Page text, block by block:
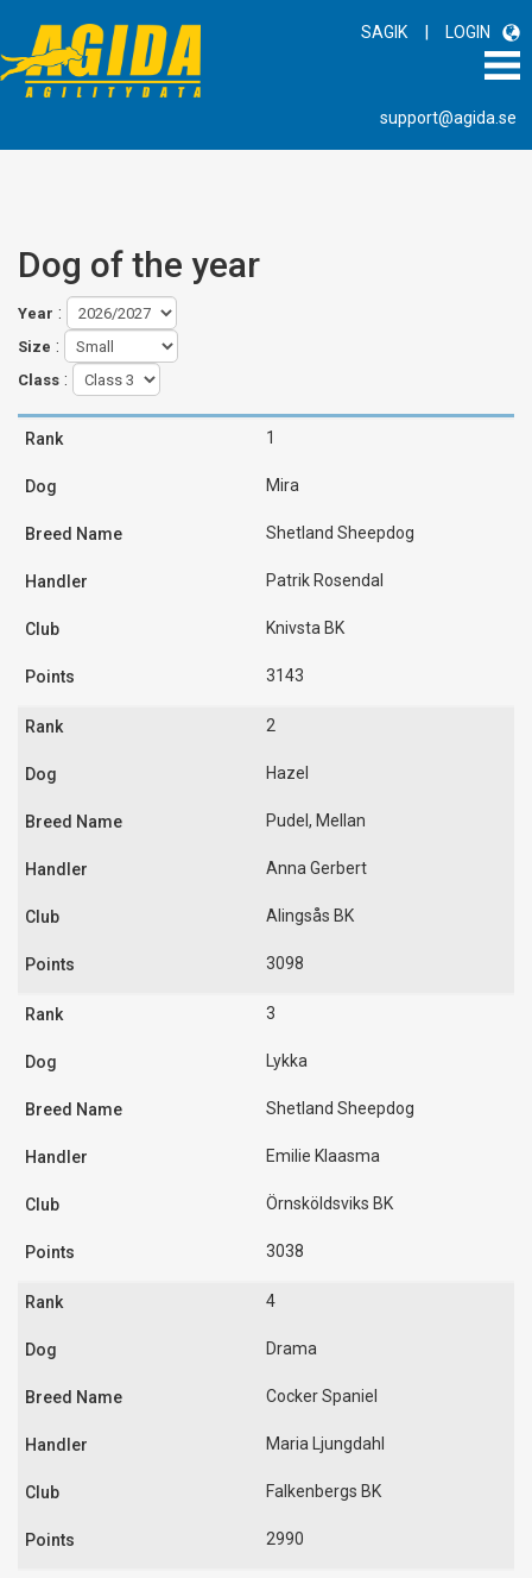
SAGIK | LOGIN
support@agida.se
Dog of the year
Year :
Size :
Class :
1
Mira
Shetland Sheepdog
Patrik Rosendal
Knivsta BK
3143
2
Hazel
Pudel, Mellan
Anna Gerbert
Alingsås BK
3098
3
Lykka
Shetland Sheepdog
Emilie Klaasma
Örnsköldsviks BK
3038
4
Drama
Cocker Spaniel
Maria Ljungdahl
Falkenbergs BK
2990